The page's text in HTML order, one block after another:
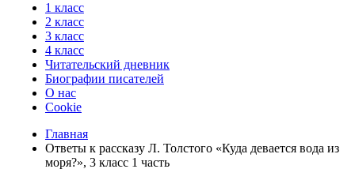
1 класс
2 класс
3 класс
4 класс
Читательский дневник
Биографии писателей
О нас
Cookie
Главная
Ответы к рассказу Л. Толстого «Куда девается вода из
моря?», 3 класс 1 часть